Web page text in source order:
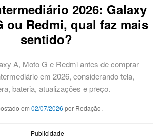
2026: Galaxy
ou Redmi, qual faz mais
sentido?
A, Moto G e Redmi antes de comprar
em 2026, considerando tela,
bateria, atualizações e preço.
em 02/07/2026 por Redação.
Publicidade